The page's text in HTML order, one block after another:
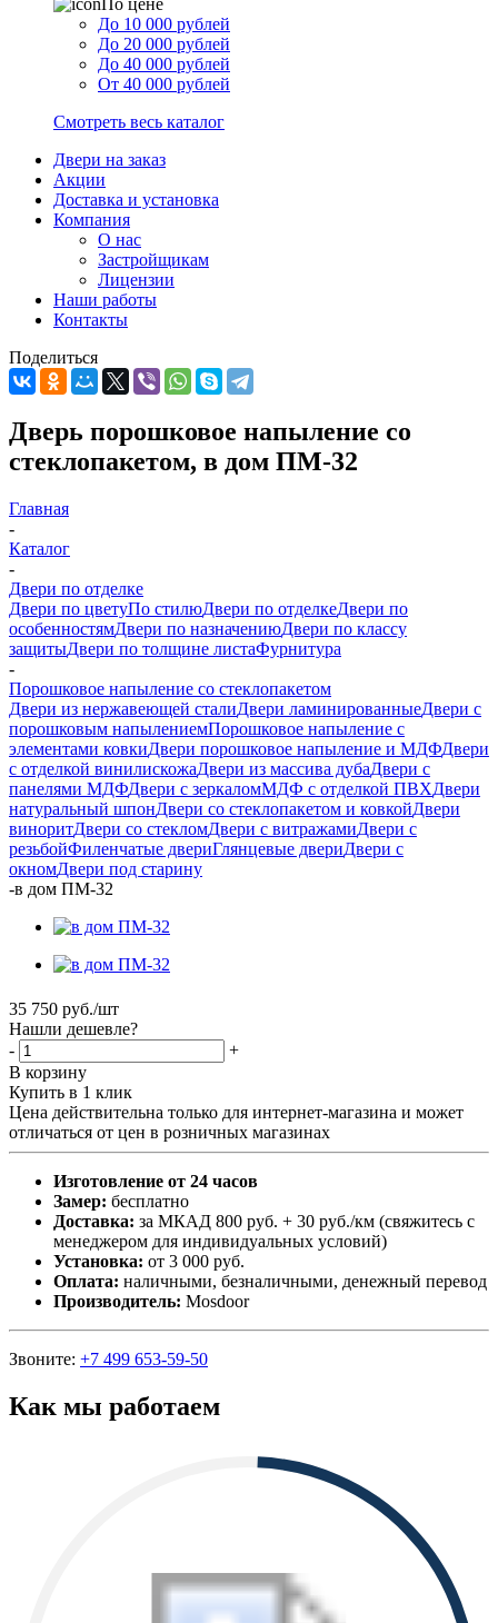
По цене
До 10 000 рублей
До 20 000 рублей
До 40 000 рублей
От 40 000 рублей
Смотреть весь каталог
Двери на заказ
Акции
Доставка и установка
Компания
О нас
Застройщикам
Лицензии
Наши работы
Контакты
Поделиться
Дверь порошковое напыление со
стеклопакетом, в дом ПМ-32
Главная
-
Каталог
-
Двери по отделке
Двери по цветуПо стилюДвери по отделкеДвери по
особенностямДвери по назначениюДвери по классу
защитыДвери по толщине листаФурнитура
-
Порошковое напыление со стеклопакетом
Двери из нержавеющей сталиДвери ламинированныеДвери с
порошковым напылениемПорошковое напыление с
элементами ковкиДвери порошковое напыление и МДФДвери
с отделкой винилискожаДвери из массива дубаДвери с
панелями МДФДвери с зеркаломМДФ с отделкой ПВХДвери
натуральный шпонДвери со стеклопакетом и ковкойДвери
виноритДвери со стекломДвери с витражамиДвери с
резьбойФиленчатые двериГлянцевые двериДвери с
окномДвери под старину
-в дом ПМ-32
35 750 руб./шт
Нашли дешевле?
-
+
В корзину
Купить в 1 клик
Цена действительна только для интернет-магазина и может
отличаться от цен в розничных магазинах
Изготовление от 24 часов
Замер: бесплатно
Доставка: за МКАД 800 руб. + 30 руб./км (свяжитесь с
менеджером для индивидуальных условий)
Установка: от 3 000 руб.
Оплата: наличными, безналичными, денежный перевод
Производитель: Mosdoor
Звоните: +7 499 653-59-50
Как мы работаем